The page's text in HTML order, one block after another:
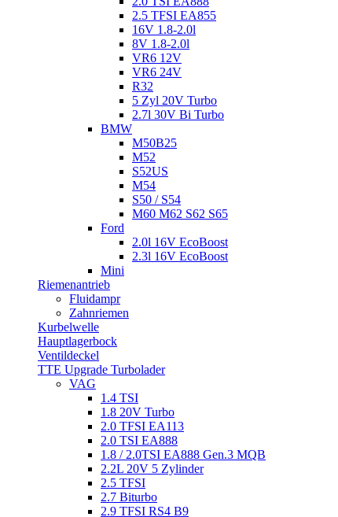
2.5 TFSI EA855
16V 1.8-2.0l
8V 1.8-2.0l
VR6 12V
VR6 24V
R32
5 Zyl 20V Turbo
2.7l 30V Bi Turbo
BMW
M50B25
M52
S52US
M54
S50 / S54
M60 M62 S62 S65
Ford
2.0l 16V EcoBoost
2.3l 16V EcoBoost
Mini
Riemenantrieb
Fluidampr
Zahnriemen
Kurbelwelle
Hauptlagerbock
Ventildeckel
TTE Upgrade Turbolader
VAG
1.4 TSI
1.8 20V Turbo
2.0 TFSI EA113
2.0 TSI EA888
1.8 / 2.0TSI EA888 Gen.3 MQB
2.2L 20V 5 Zylinder
2.5 TFSI
2.7 Biturbo
2.9 TFSI RS4 B9